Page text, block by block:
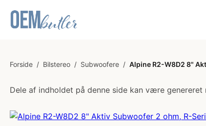
Forside / Bilstereo / Subwoofere / Alpine R2-W8D2 8"
Dele af indholdet på denne side kan være